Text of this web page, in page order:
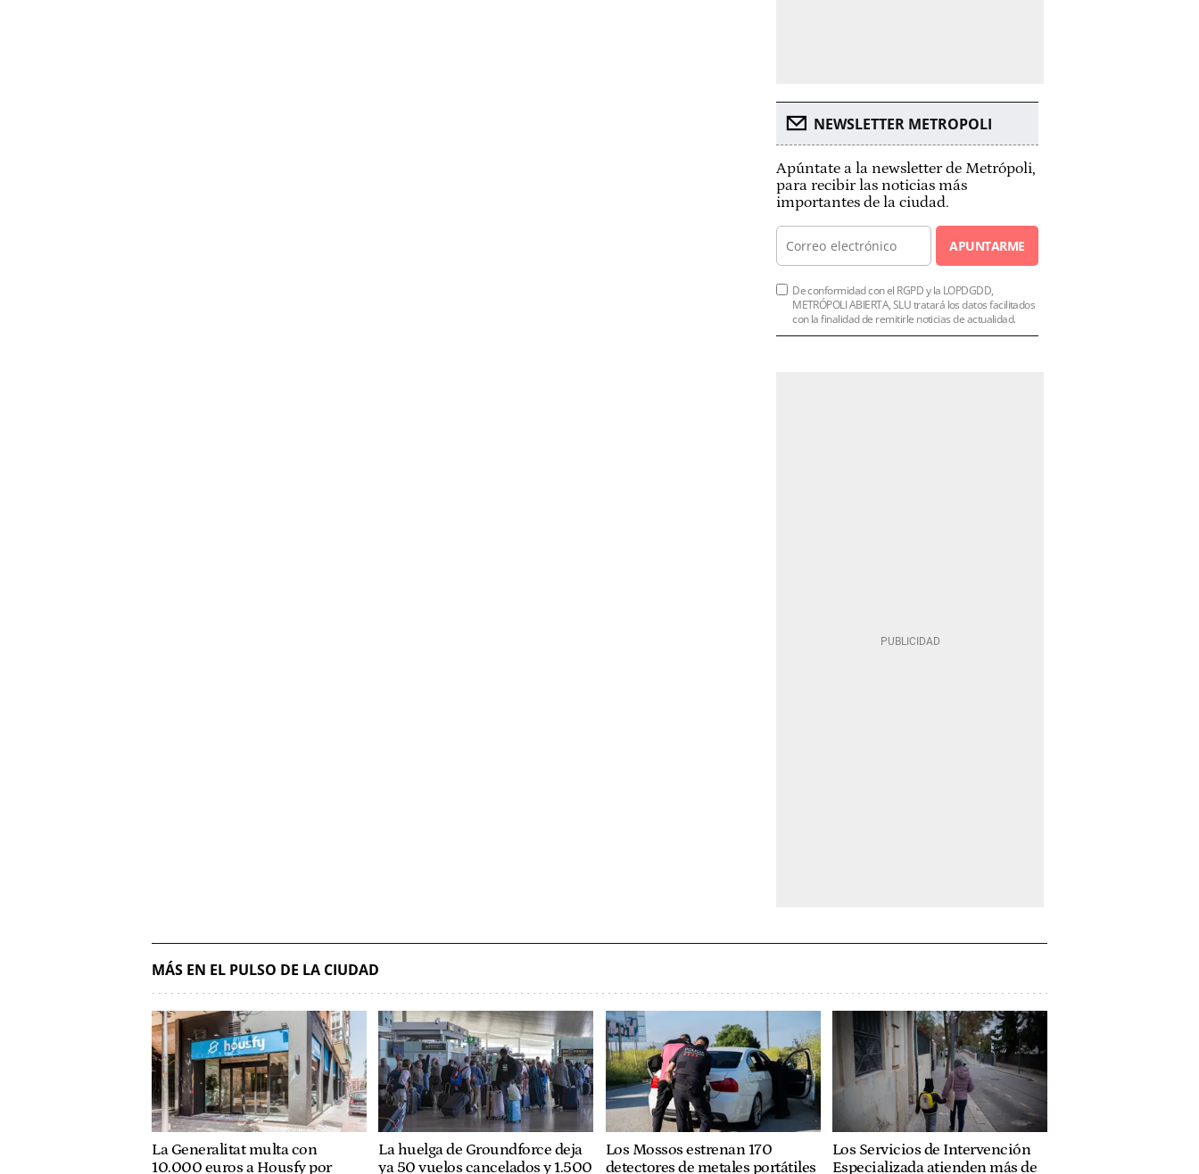
NEWSLETTER METROPOLI
Apúntate a la newsletter de Metrópoli,
para recibir las noticias más
importantes de la ciudad.
APUNTARME
De conformidad con el RGPD y la LOPDGDD,
METRÓPOLI ABIERTA, SLU tratará los datos facilitados
con la finalidad de remitirle noticias de actualidad.
MÁS EN EL PULSO DE LA CIUDAD
La Generalitat multa con
10.000 euros a Housfy por
La huelga de Groundforce deja
ya 50 vuelos cancelados y 1.500
Los Mossos estrenan 170
detectores de metales portátiles
Los Servicios de Intervención
Especializada atienden más de